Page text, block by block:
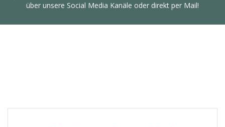
über unsere Social Media Kanäle oder direkt per Mail!